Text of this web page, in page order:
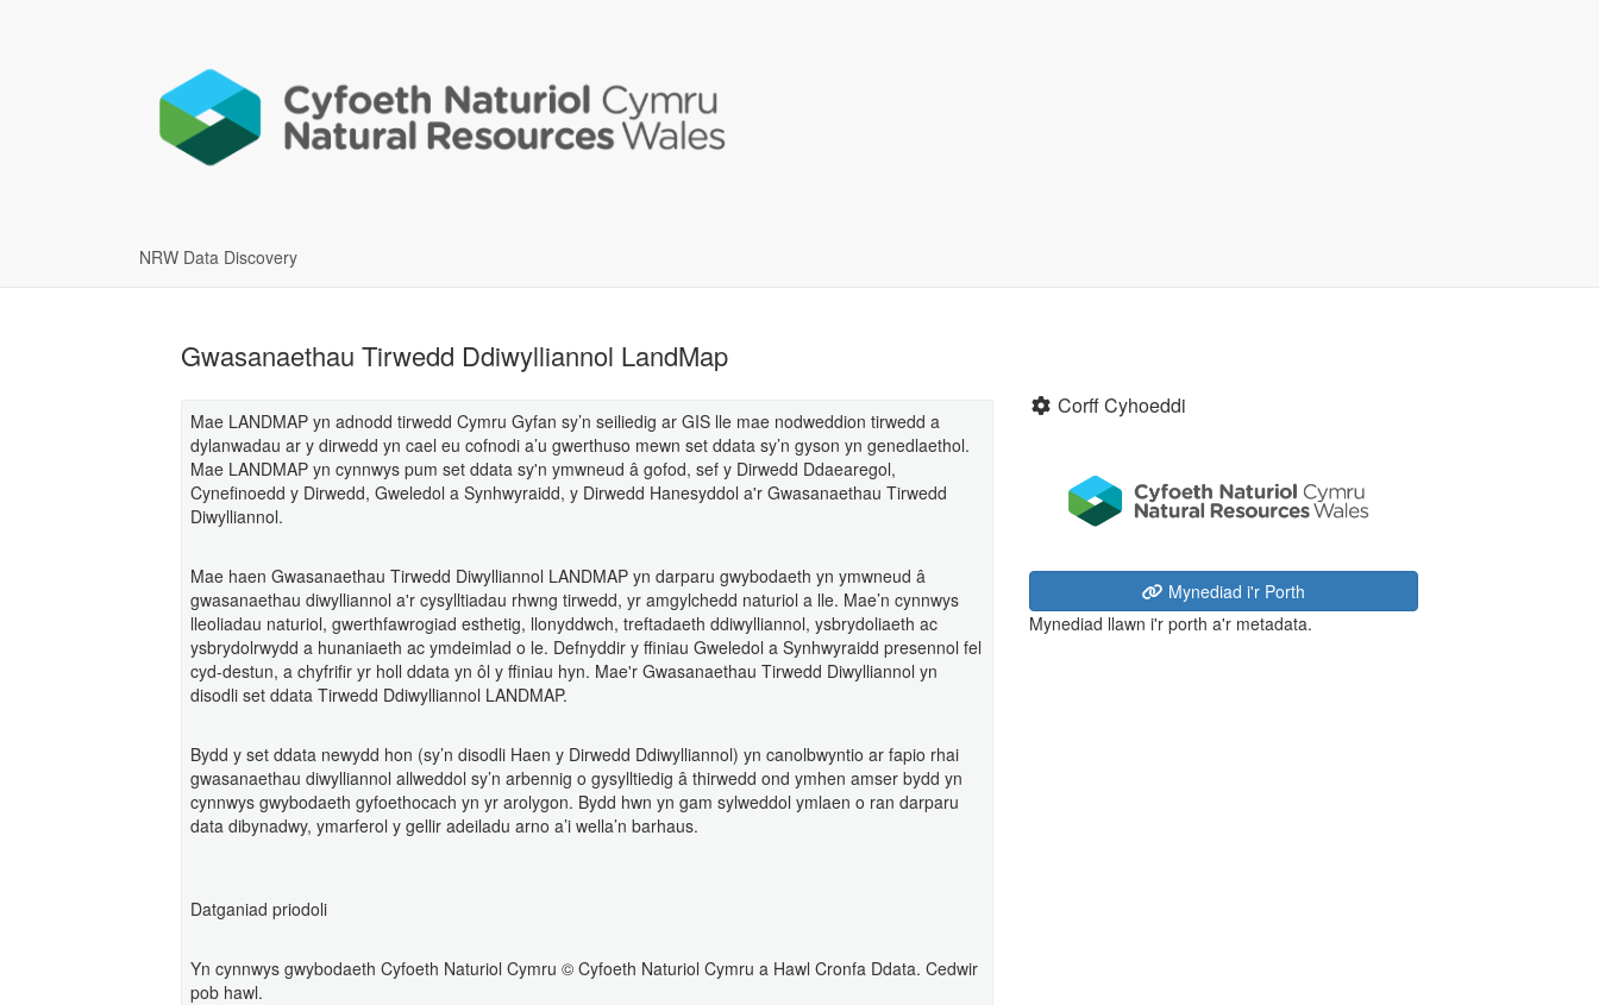
NRW Data Discovery
Gwasanaethau Tirwedd Ddiwylliannol LandMap
Mae LANDMAP yn adnodd tirwedd Cymru Gyfan sy’n seiliedig ar GIS lle mae nodweddion tirwedd a
dylanwadau ar y dirwedd yn cael eu cofnodi a’u gwerthuso mewn set ddata sy’n gyson yn genedlaethol.
Mae LANDMAP yn cynnwys pum set ddata sy'n ymwneud â gofod, sef y Dirwedd Ddaearegol,
Cynefinoedd y Dirwedd, Gweledol a Synhwyraidd, y Dirwedd Hanesyddol a'r Gwasanaethau Tirwedd
Diwylliannol.
Mae haen Gwasanaethau Tirwedd Diwylliannol LANDMAP yn darparu gwybodaeth yn ymwneud â
gwasanaethau diwylliannol a'r cysylltiadau rhwng tirwedd, yr amgylchedd naturiol a lle. Mae’n cynnwys
lleoliadau naturiol, gwerthfawrogiad esthetig, llonyddwch, treftadaeth ddiwylliannol, ysbrydoliaeth ac
ysbrydolrwydd a hunaniaeth ac ymdeimlad o le. Defnyddir y ffiniau Gweledol a Synhwyraidd presennol fel
cyd-destun, a chyfrifir yr holl ddata yn ôl y ffiniau hyn. Mae'r Gwasanaethau Tirwedd Diwylliannol yn
disodli set ddata Tirwedd Ddiwylliannol LANDMAP.
Bydd y set ddata newydd hon (sy’n disodli Haen y Dirwedd Ddiwylliannol) yn canolbwyntio ar fapio rhai
gwasanaethau diwylliannol allweddol sy’n arbennig o gysylltiedig â thirwedd ond ymhen amser bydd yn
cynnwys gwybodaeth gyfoethocach yn yr arolygon. Bydd hwn yn gam sylweddol ymlaen o ran darparu
data dibynadwy, ymarferol y gellir adeiladu arno a’i wella’n barhaus.
Datganiad priodoli
Yn cynnwys gwybodaeth Cyfoeth Naturiol Cymru © Cyfoeth Naturiol Cymru a Hawl Cronfa Ddata. Cedwir
pob hawl.
Corff Cyhoeddi
Mynediad i'r Porth
Mynediad llawn i'r porth a'r metadata.